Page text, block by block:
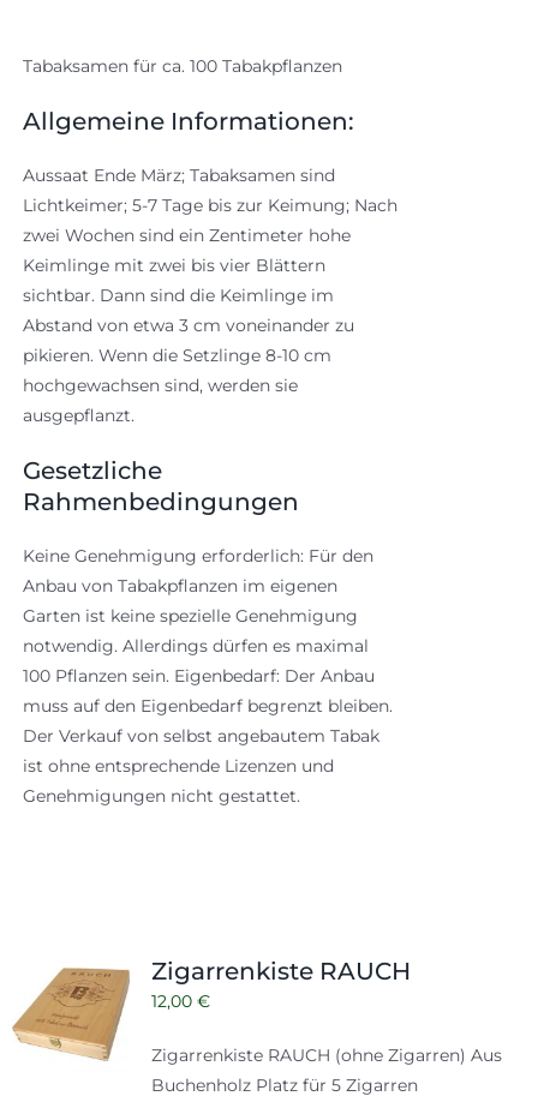
Tabaksamen für ca. 100 Tabakpflanzen
Allgemeine Informationen:
Aussaat Ende März; Tabaksamen sind
Lichtkeimer; 5-7 Tage bis zur Keimung; Nach
zwei Wochen sind ein Zentimeter hohe
Keimlinge mit zwei bis vier Blättern
sichtbar. Dann sind die Keimlinge im
Abstand von etwa 3 cm voneinander zu
pikieren. Wenn die Setzlinge 8-10 cm
hochgewachsen sind, werden sie
ausgepflanzt.
Gesetzliche
Rahmenbedingungen
Keine Genehmigung erforderlich: Für den
Anbau von Tabakpflanzen im eigenen
Garten ist keine spezielle Genehmigung
notwendig. Allerdings dürfen es maximal
100 Pflanzen sein. Eigenbedarf: Der Anbau
muss auf den Eigenbedarf begrenzt bleiben.
Der Verkauf von selbst angebautem Tabak
ist ohne entsprechende Lizenzen und
Genehmigungen nicht gestattet.
Zigarrenkiste RAUCH
12,00 €
Zigarrenkiste RAUCH (ohne Zigarren) Aus
Buchenholz Platz für 5 Zigarren